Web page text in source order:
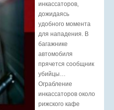
инкассаторов,
дожидаясь
удобного момента
для нападения. В
багажнике
автомобиля
прячется сообщник
убийцы…
Ограбление
инкассаторов около
рижского кафе